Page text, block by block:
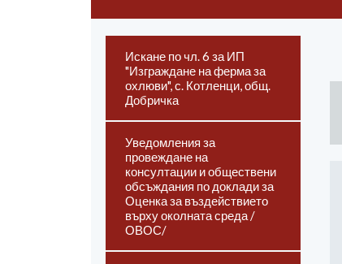
Искане по чл. 6 за ИП
"Изграждане на ферма за
охлюви", с. Котленци, общ.
Добричка
Уведомления за
провеждане на
консултации и обществени
обсъждания по доклади за
Оценка за въздействието
върху околната среда /
ОВОС/